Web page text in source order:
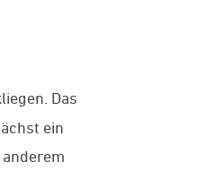
Das
ein